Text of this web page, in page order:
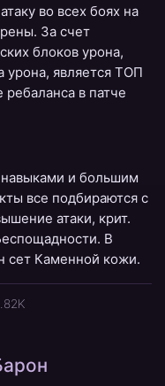
во всех боях на
За счет
блоков урона,
урона, является ТОП
в патче
и большим
все подбираются с
атаки, крит.
В
сет Каменной кожи.